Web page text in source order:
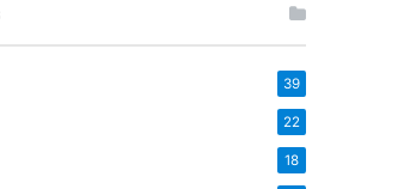
39
22
18